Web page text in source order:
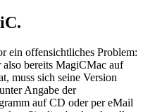
ein offensichtliches Problem:
bereits MagiCMac auf
muss sich seine Version
Angabe der
auf CD oder per eMail